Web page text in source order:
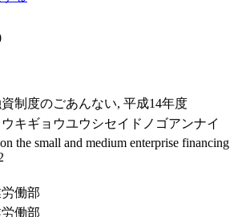
制度のごあんない, 平成14年度
キギョウユウシセイドノゴアンナイ
the small and medium enterprise financing
働部
働部